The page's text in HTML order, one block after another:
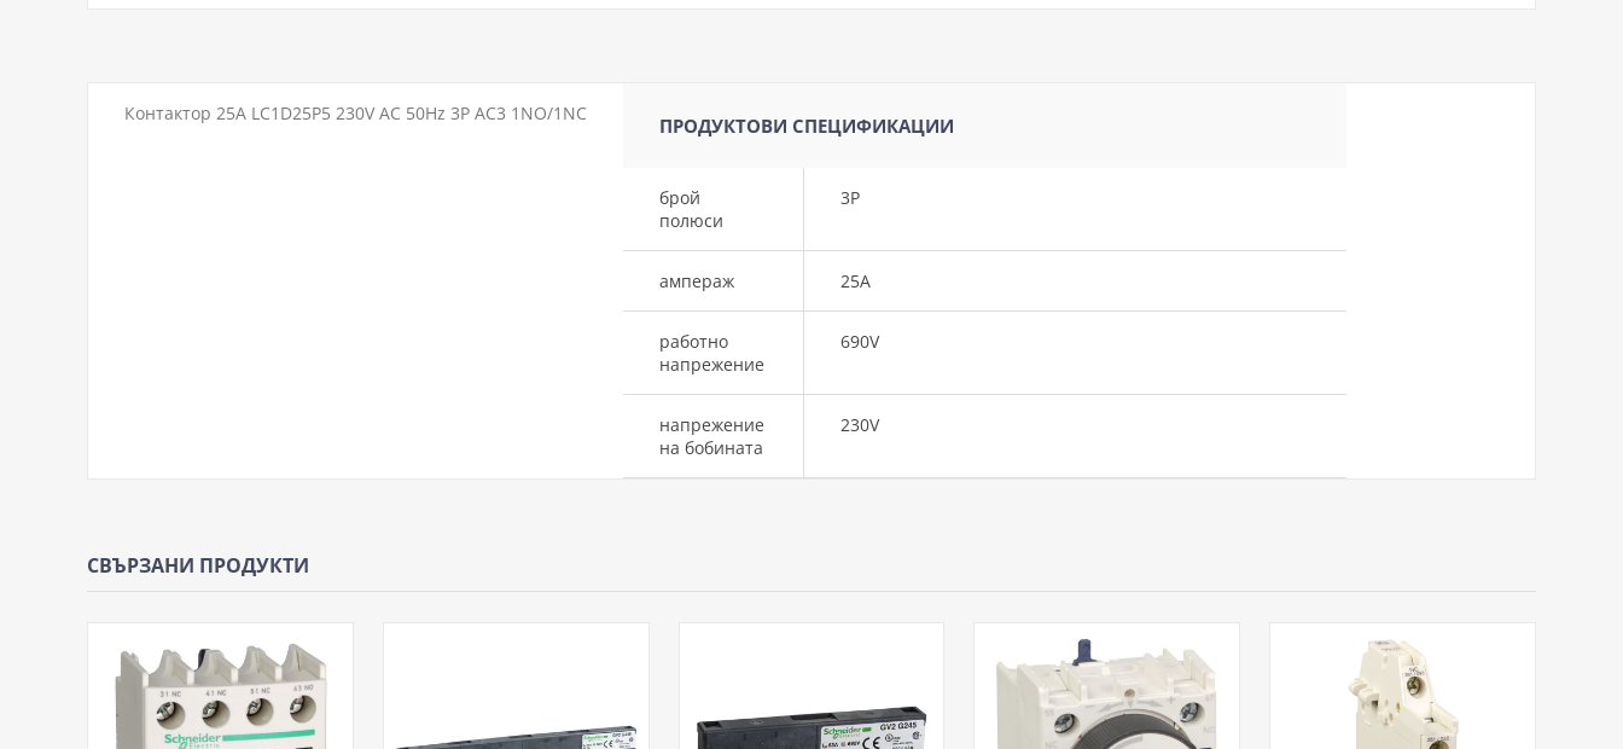
Контактор 25A LC1D25P5 230V AC 50Hz 3P AC3 1NO/1NC
ПРОДУКТОВИ СПЕЦИФИКАЦИИ
брой
полюси
3P
ампераж 25A
работно
напрежение
690V
напрежение
на бобината
230V
СВЪРЗАНИ ПРОДУКТИ